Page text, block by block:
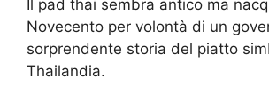
Il pad thai sembra antico ma
Novecento per volontà di un
sorprendente storia del piatto
Thailandia.